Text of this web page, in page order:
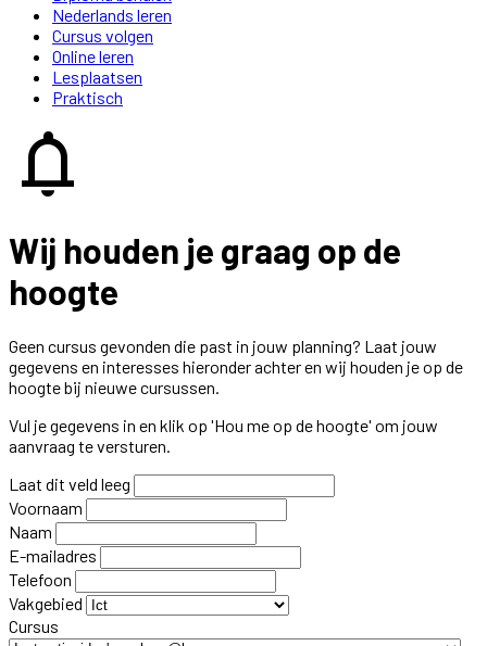
Nederlands leren
Cursus volgen
Online leren
Lesplaatsen
Praktisch
notifications
Wij houden je graag op de
hoogte
Geen cursus gevonden die past in jouw planning? Laat jouw
gegevens en interesses hieronder achter en wij houden je op de
hoogte bij nieuwe cursussen.
Vul je gegevens in en klik op 'Hou me op de hoogte' om jouw
aanvraag te versturen.
Laat dit veld leeg
Voornaam
Naam
E-mailadres
Telefoon
Vakgebied
Cursus